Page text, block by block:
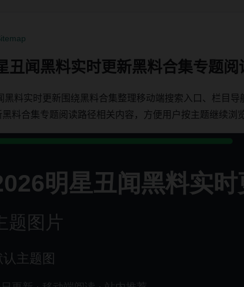
丑闻黑料实时更新黑料合集专题阅
黑料实时更新围绕黑料合集整理移动端搜索入口、栏目
料合集专题阅读路径相关内容，方便用户按主题继续浏览